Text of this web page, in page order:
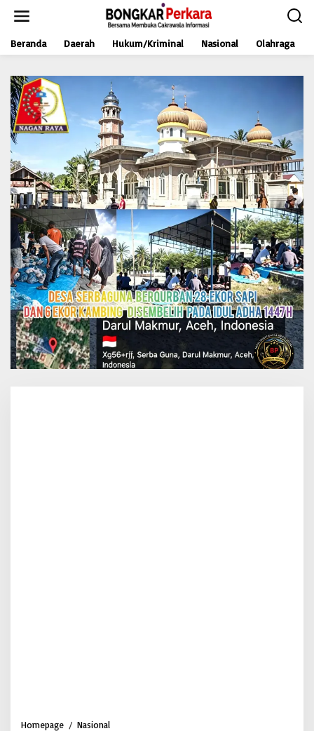
t
Beranda Daerah Hukum/Kriminal Nasional Olahraga
Homepage / Nasional